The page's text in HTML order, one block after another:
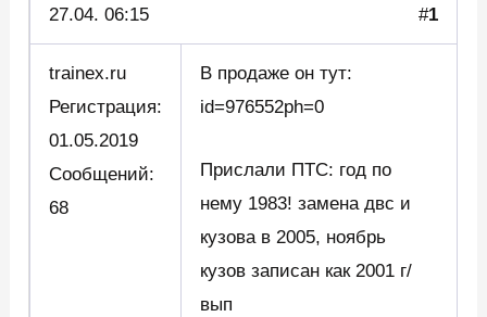
27.04. 06:15 #1
trainex.ru
Регистрация:
01.05.2019
Сообщений:
68
В продаже он тут:
id=976552ph=0
Прислали ПТС: год по
нему 1983! замена двс и
кузова в 2005, ноябрь
кузов записан как 2001 г/
вып